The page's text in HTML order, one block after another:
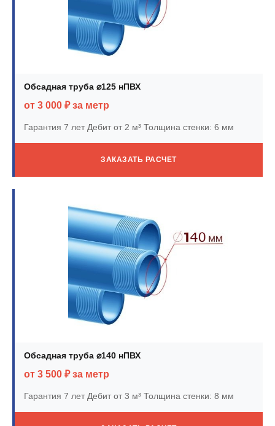
Обсадная труба ⌀125 нПВХ
от 3 000 ₽ за метр
Гарантия 7 летДебит от 2 м³ Толщина стенки: 6 мм
ЗАКАЗАТЬ РАСЧЕТ
Обсадная труба ⌀140 нПВХ
от 3 500 ₽ за метр
Гарантия 7 летДебит от 3 м³ Толщина стенки: 8 мм